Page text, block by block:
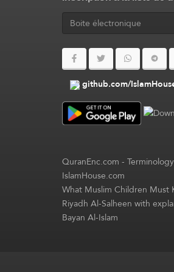
github.com/
QuranEnc.com-
IslamHouse.com
What Muslim Children Must
Riyadh Al-Salheen with
Bayan Al-Islam